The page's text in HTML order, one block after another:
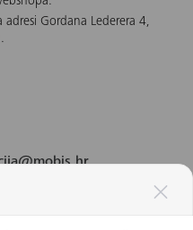
adresi Gordana Lederera 4,